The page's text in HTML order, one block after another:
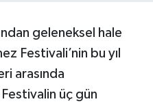
geleneksel hale
Festivali’nin bu yıl
arasında
üç gün